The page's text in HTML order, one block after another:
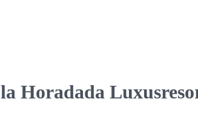
Horadada